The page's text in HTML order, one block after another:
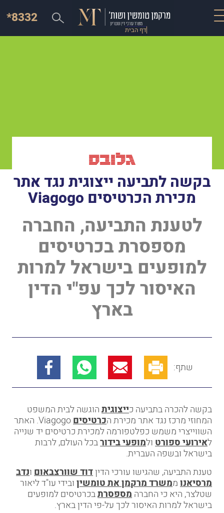
דף הבית
*8332
בקשה לתביעה ייצוגית נגד אתר
מכירת הכרטיסים Viagogo
לטענת התביעה, החברה
מספסרת בכרטיסים
למופעים בישראל למרות
האיסור לכך עפ"י הדין
בארץ
שתף:
בקשה להכרה בתביעה כייצוגיתהוגשה לבית המשפט
המחוזי מרכז נגד אתר מכירת הכרטיסים
Viagogo. האתר
השווייצרי משמש כפלטפורמה למכירת כרטיסים יד שנייה
לאירועי ספורטולמופעי בידורבכל העולם, לרבות
בישראל ובשפה העברית.
טענת התביעה, שהגישו עורכי הדיןדוד שוורצבאוםונדב
מרסיאנוממשרד מרקמן את טומשיןובידי עו"ד ליאור
שטלצר, היא כי החברהמספסרתבכרטיסים למופעים
בישראל למרות האיסור לכך על-פי הדין בארץ.